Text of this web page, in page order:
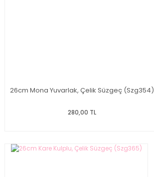
26cm Mona Yuvarlak, Çelik Süzgeç (Szg354)
280,00 TL